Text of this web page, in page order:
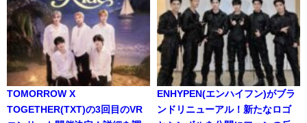
TOMORROW X
TOGETHER(TXT)の3回目のVR
ENHYPEN(エンハイフン)がブラ
ンドリニューアル！新たなロゴ